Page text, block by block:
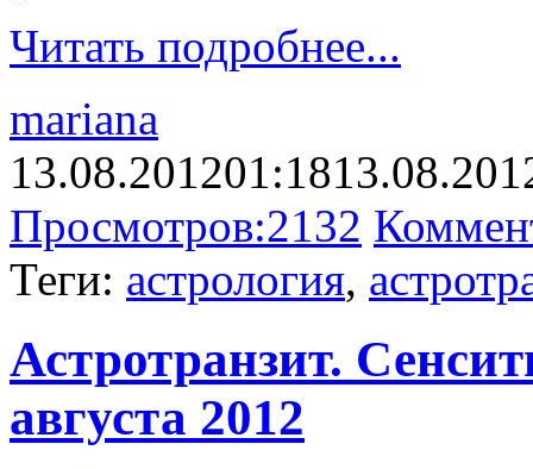
Читать подробнее...
mariana
13.08.201201:18
Просмотров:2132
Теги: астрология,
Астротранзит.
августа 2012